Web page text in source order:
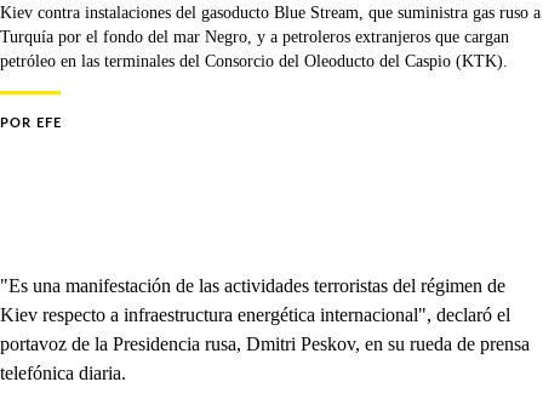
Kiev contra instalaciones del gasoducto Blue Stream, que suministra gas ruso a
Turquía por el fondo del mar Negro, y a petroleros extranjeros que cargan
petróleo en las terminales del Consorcio del Oleoducto del Caspio (KTK).
POR EFE
"Es una manifestación de las actividades terroristas del régimen de
Kiev respecto a infraestructura energética internacional", declaró el
portavoz de la Presidencia rusa, Dmitri Peskov, en su rueda de prensa
telefónica diaria.